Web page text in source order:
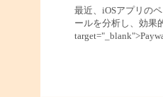
最近、iOSアプリの
ールを分析し、効果